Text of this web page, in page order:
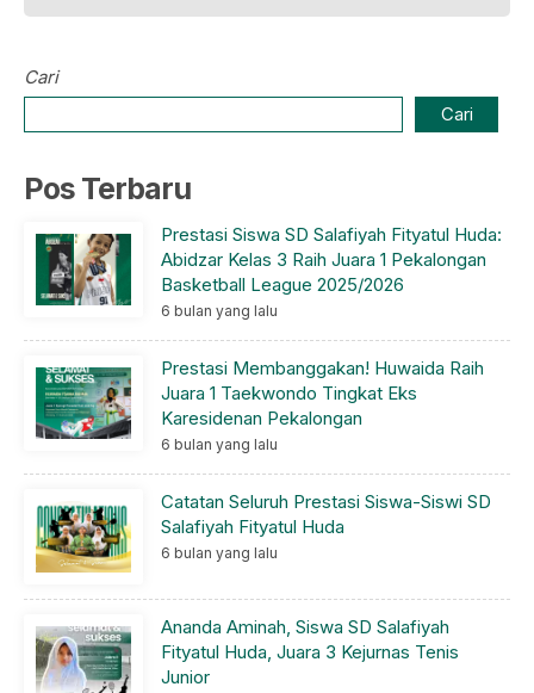
Cari
Cari
Pos Terbaru
Prestasi Siswa SD Salafiyah Fityatul Huda:
Abidzar Kelas 3 Raih Juara 1 Pekalongan
Basketball League 2025/2026
6 bulan yang lalu
Prestasi Membanggakan! Huwaida Raih
Juara 1 Taekwondo Tingkat Eks
Karesidenan Pekalongan
6 bulan yang lalu
Catatan Seluruh Prestasi Siswa-Siswi SD
Salafiyah Fityatul Huda
6 bulan yang lalu
Ananda Aminah, Siswa SD Salafiyah
Fityatul Huda, Juara 3 Kejurnas Tenis
Junior